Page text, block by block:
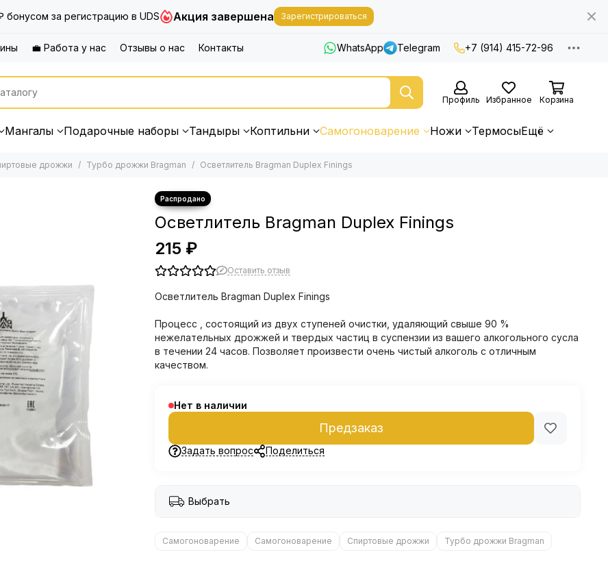
бонусом за регистрацию в UDS Акция завершена Зарегистрироваться
💼 Работа у нас Отзывы о нас Контакты WhatsApp Telegram +7 (914) 415-72-96
Профиль Избранное Корзина
Мангалы Подарочные наборы Тандыры Коптильни Самогоноварение Ножи ТермосыЕщё
дрожжи Турбо дрожжи Bragman Осветлитель Bragman Duplex Finings
Осветлитель Bragman Duplex Finings
215 ₽
Оставить отзыв
Осветлитель Bragman Duplex Finings
Процесс , состоящий из двух ступеней очистки, удаляющий свыше 90 %
нежелательных дрожжей и твердых частиц в суспензии из вашего алкогольного сусла
в течении 24 часов. Позволяет произвести очень чистый алкоголь с отличным
качеством.
Нет в наличии
Предзаказ
Задать вопрос Поделиться
Выбрать
Самогоноварение Самогоноварение Спиртовые дрожжи Турбо дрожжи Bragman